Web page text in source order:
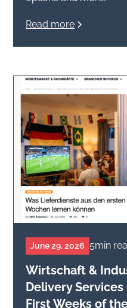
Read more
June 29, 2026 5min
Wirtschaft &
Delivery
First Weeks of